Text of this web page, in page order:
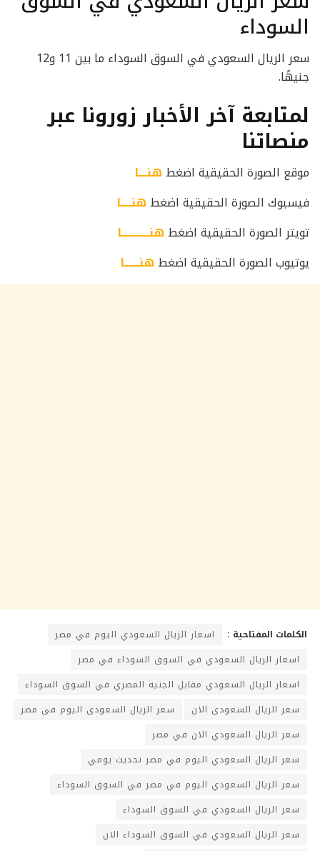
السوداء
سعر الريال السعودي في السوق السوداء ما بين 11 و12
جنيهًا.
لمتابعة آخر الأخبار زورونا عبر
منصاتنا
موقع الصورة الحقيقية اضغط هنــــا
فيسبوك الصورة الحقيقية اضغط هنـــــا
تويتر الصورة الحقيقية اضغط هنـــــــــــــا
يوتيوب الصورة الحقيقية اضغط هنـــــــا
الكلمات المفتاحية :
اسعار الريال السعودي اليوم في مصر
اسعار الريال السعودي في السوق السوداء في مصر
اسعار الريال السعودي مقابل الجنيه المصري في السوق السوداء
سعر الريال السعودى الان
سعر الريال السعودى اليوم فى مصر
سعر الريال السعودي الان في مصر
سعر الريال السعودي اليوم في مصر تحديث يومي
سعر الريال السعودي اليوم في مصر في السوق السوداء
سعر الريال السعودي في السوق السوداء
سعر الريال السعودي في السوق السوداء الان